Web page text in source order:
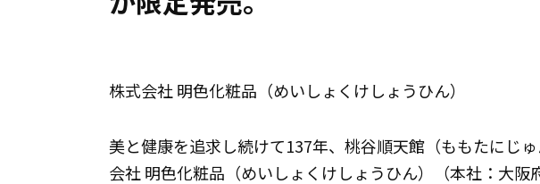
株式会社 明色化粧品（めいしょくけしょうひん）
美と健康を追求し続けて137年、桃谷順天館（ももたにじ
会社 明色化粧品（めいしょくけしょうひん）（本社：大